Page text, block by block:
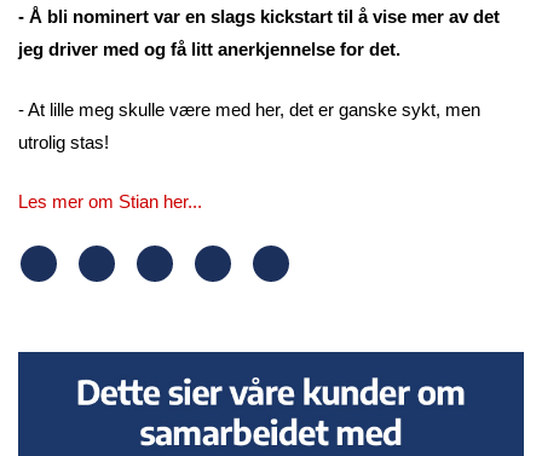
- Å bli nominert var en slags kickstart til å vise mer av det
jeg driver med og få litt anerkjennelse for det.
- At lille meg skulle være med her, det er ganske sykt, men
utrolig stas!
Les mer om Stian her...